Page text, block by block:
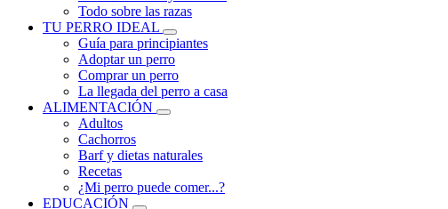
Todo sobre las razas
TU PERRO IDEAL
Guía para principiantes
Adoptar un perro
Comprar un perro
La llegada del perro a casa
ALIMENTACIÓN
Adultos
Cachorros
Barf y dietas naturales
Recetas
¿Mi perro puede comer...?
EDUCACIÓN